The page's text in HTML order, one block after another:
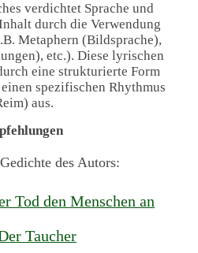
verdichtet Sprache und
durch die Verwendung
Metaphern (Bildsprache),
etc.). Diese lyrischen
eine strukturierte Form
spezifischen Rhythmus
aus.
des Autors:
Tod den Menschen an
Taucher